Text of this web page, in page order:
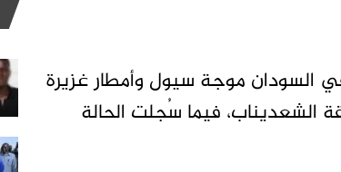
السودان موجة سيول وأمطار غزيرة
الشعديناب، فيما سُجلت الحالة